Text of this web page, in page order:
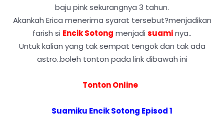
baju pink sekurangnya 3 tahun.
Akankah Erica menerima syarat tersebut?menjadikan
farish si Encik Sotong menjadi suaminya..
Untuk kalian yang tak sempat tengok dan tak ada
astro..boleh tonton pada link dibawah ini
Tonton Online
Suamiku Encik Sotong Episod 1